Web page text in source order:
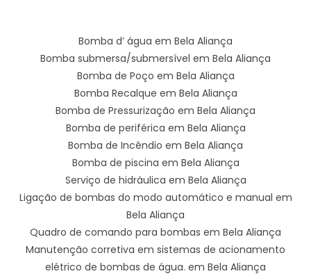
Bomba d’ água em Bela Aliança
Bomba submersa/submersível em Bela Aliança
Bomba de Poço em Bela Aliança
Bomba Recalque em Bela Aliança
Bomba de Pressurização em Bela Aliança
Bomba de periférica em Bela Aliança
Bomba de Incêndio em Bela Aliança
Bomba de piscina em Bela Aliança
Serviço de hidráulica em Bela Aliança
Ligação de bombas do modo automático e manual em
Bela Aliança
Quadro de comando para bombas em Bela Aliança
Manutenção corretiva em sistemas de acionamento
elétrico de bombas de água. em Bela Aliança